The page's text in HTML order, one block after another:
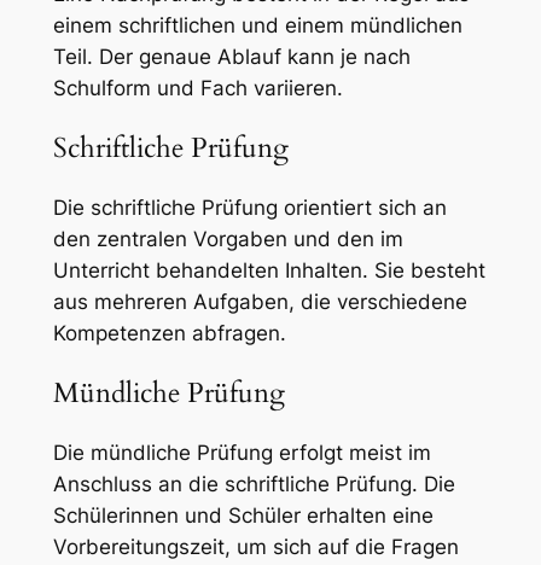
einem schriftlichen und einem mündlichen
Teil. Der genaue Ablauf kann je nach
Schulform und Fach variieren.
Schriftliche Prüfung
Die schriftliche Prüfung orientiert sich an
den zentralen Vorgaben und den im
Unterricht behandelten Inhalten. Sie besteht
aus mehreren Aufgaben, die verschiedene
Kompetenzen abfragen.
Mündliche Prüfung
Die mündliche Prüfung erfolgt meist im
Anschluss an die schriftliche Prüfung. Die
Schülerinnen und Schüler erhalten eine
Vorbereitungszeit, um sich auf die Fragen